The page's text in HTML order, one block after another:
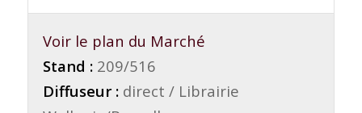
Voir le plan du Marché
Stand : 209/516
Diffuseur : direct / Librairie